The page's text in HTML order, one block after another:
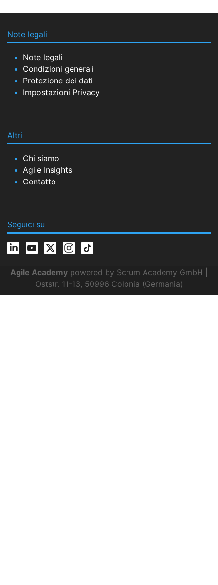
Note legali
Note legali
Condizioni generali
Protezione dei dati
Impostazioni Privacy
Altri
Chi siamo
Agile Insights
Contatto
Seguici su
Agile Academy powered by Scrum Academy GmbH |
Oststr. 11-13, 50996 Colonia (Germania)